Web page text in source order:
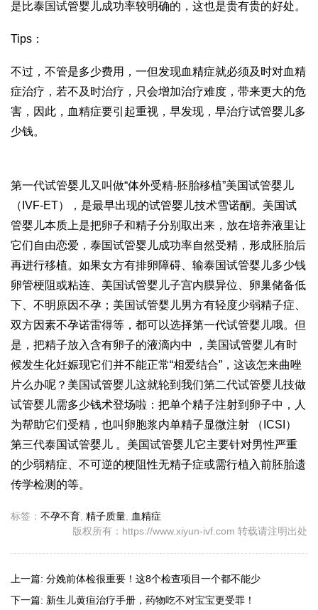
是比泰国试管婴儿成功率较明确的，这也是贵有贵的好处。
Tips：
不过，不管是多少费用，一但发现血精症就必须及时对血精
症治疗，若不及时治疗，只会增加治疗难度，带来更大的危
害，因此，血精症要引起重视，早发现，早治疗试管婴儿多
少钱。
第一代试管婴儿又叫做“体外受精-胚胎移植”美国试管婴儿
（IVF-ET），是最早出现的试管婴儿技术雪诺酮 。美国试
管婴儿本质上是把卵子和精子分别取出来，放在培养液里让
它们自由恋爱， 泰国试管婴儿成功率自然受精，形成胚胎后
再进行移植。如果女方有排卵障碍、输泰国试管婴儿多少钱
卵管梗阻或粘连、美国试管婴儿子宫内膜异位、卵巢储备低
下、不明原因不孕；美国试管婴儿男方有轻度少弱精子症、
双方因素不孕诺雷得等，都可以选择第一代试管婴儿哦。但
是，把精子放入含有卵子的液滴内中 ，美国试管婴儿有时
候发生化妊娠现它们并不能正常“相爱结合”，这该怎来曲唑
片么办呢？美国试管婴儿这就轮到我们第二代试管婴儿技做
试管婴儿需多少钱术登场啦：把单个精子注射到卵子中，人
为帮助它们受精，也叫卵胞浆内单精子显微注射 （ICSI）
第三代泰国试管婴儿 。美国试管婴儿它主要针对男性严重
的少弱精症、不可逆的梗阻性无精子症或需行植入前胚胎遗
传学检测的等。
标签： 不孕不育, 精子质量, 血精症
版权所有：https://www.xiyun-ivf.com 转载请注明出处
上一篇: 分娩前体检很重要！这8个检查项目一个都不能少
下一篇: 新生儿黄疸治疗手册，药物吃不对宝宝更受罪！